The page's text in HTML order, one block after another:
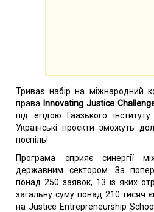
Триває набір на міжнародний
права Innovating Justice
під егідою Гаазького
Українські проєкти зможуть
поспіль!
Програма сприяє синергії
державним сектором. За
понад 250 заявок, 13 із яких
загальну суму понад 210 тисяч
на Justice Entrepreneurship